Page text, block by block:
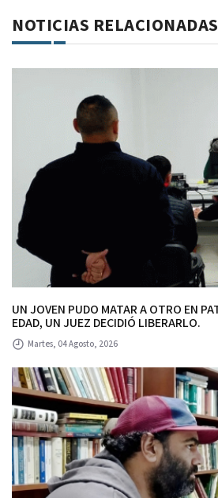
NOTICIAS RELACIONADAS
UN JOVEN PUDO MATAR A OTRO EN PATOTA, PERO POR SU
EDAD, UN JUEZ DECIDIÓ LIBERARLO.
Martes, 04 Agosto, 2026